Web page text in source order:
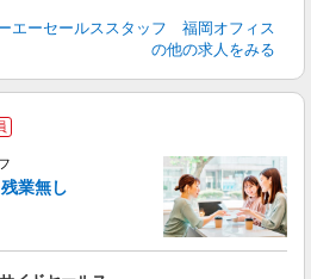
エーセールススタッフ 福岡オフィス
の他の求人をみる
業無し